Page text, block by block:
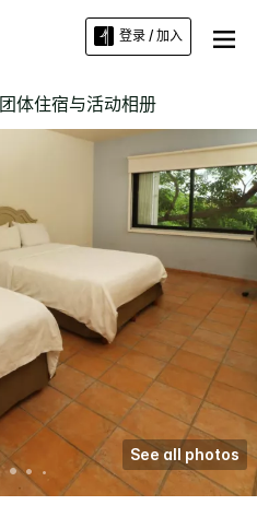
登录 / 加入
团体住宿与活动相册
See all photos